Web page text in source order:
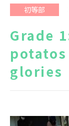
進路サポー
News
FAQ
初等部
Grade
glories